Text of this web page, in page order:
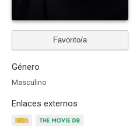
Favorito/a
Género
Masculino
Enlaces externos